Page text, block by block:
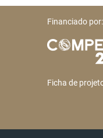
Financiado por:
Ficha de